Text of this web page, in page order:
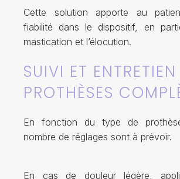
Cette solution apporte au
fiabilité dans le dispositif, en
mastication et l’élocution.
SUIVI ET ENTRETIEN
PROTHÈSES
En fonction du type de
nombre de réglages sont à prévoir.
En cas de douleur légère,